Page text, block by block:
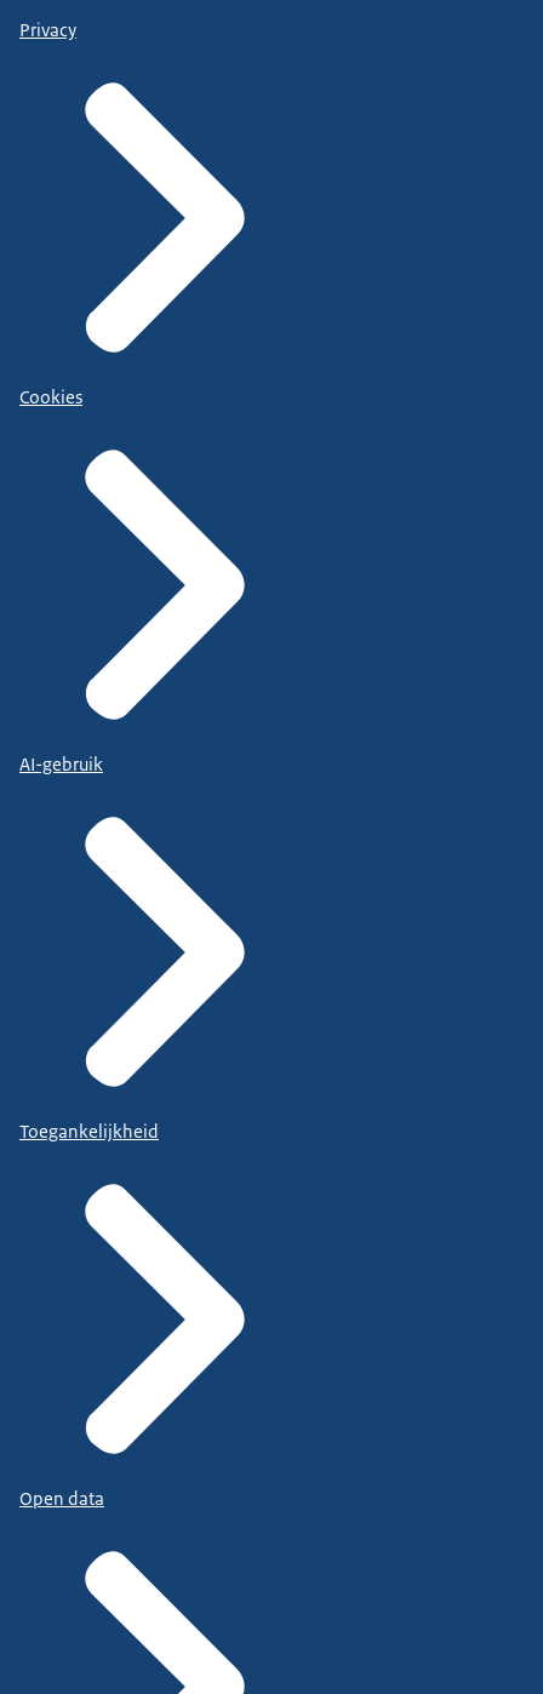
Privacy
Cookies
AI-gebruik
Toegankelijkheid
Open data